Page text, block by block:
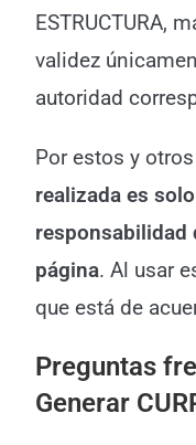
ESTRUCTURA,
validez
autoridad
Por estos y
realizada es
responsabilidad
página. Al usar
que está de
Preguntas
Generar